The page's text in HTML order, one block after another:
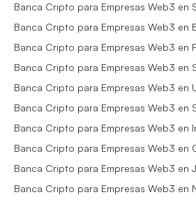
Banca Cripto para Empresas Web3 en
Banca Cripto para Empresas Web3 en
Banca Cripto para Empresas Web3 en
Banca Cripto para Empresas Web3 en
Banca Cripto para Empresas Web3 en
Banca Cripto para Empresas Web3 en
Banca Cripto para Empresas Web3 en
Banca Cripto para Empresas Web3 en
Banca Cripto para Empresas Web3 en
Banca Cripto para Empresas Web3 en